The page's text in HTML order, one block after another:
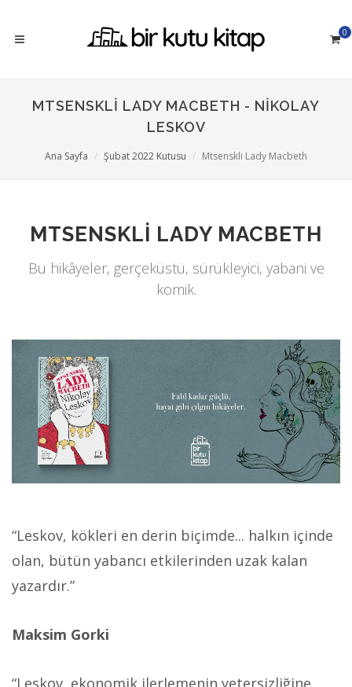
0
MTSENSKLI LADY MACBETH - NIKOLAY
LESKOV
Ana Sayfa Şubat 2022 Kutusu Mtsenskli Lady Macbeth
MTSENSKLI LADY MACBETH
Bu hikâyeler, gerçeküstü, sürükleyici, yabani ve
komik.
“Leskov, kökleri en derin biçimde... halkın içinde
olan, bütün yabancı etkilerinden uzak kalan
yazardır.”
Maksim Gorki
“Leskov, ekonomik ilerlemenin yetersizliğine